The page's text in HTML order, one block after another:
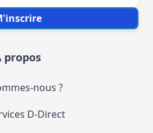
propos
nous ?
D-Direct